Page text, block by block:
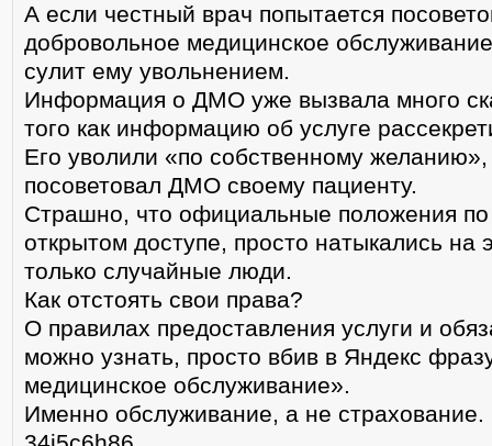
А если честный врач попытается
добровольное медицинское
сулит ему увольнением.
Информация о ДМО уже вызвала много
того как информацию об услуге
Его уволили «по собственному желанию»,
посоветовал ДМО своему пациенту.
Страшно, что официальные положения
открытом доступе, просто натыкались
только случайные люди.
Как отстоять свои права?
О правилах предоставления услуги и
можно узнать, просто вбив в Яндекс
медицинское обслуживание».
Именно обслуживание, а не страхование.